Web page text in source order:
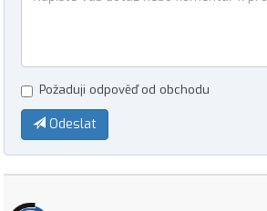
Požaduji odpověď od obchodu
Odeslat